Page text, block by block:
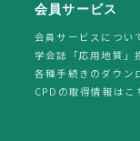
会員サービス
会員サービスについ
学会誌「応用地質」
各種手続きのダウン
CPDの取得情報は